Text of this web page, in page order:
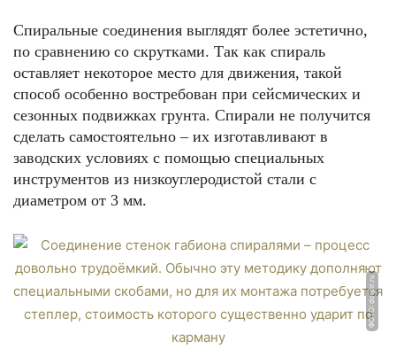
Спиральные соединения выглядят более эстетично,
по сравнению со скрутками. Так как спираль
оставляет некоторое место для движения, такой
способ особенно востребован при сейсмических и
сезонных подвижках грунта. Спирали не получится
сделать самостоятельно – их изготавливают в
заводских условиях с помощью специальных
инструментов из низкоуглеродистой стали с
диаметром от 3 мм.
ФОТО: dorpir.ru